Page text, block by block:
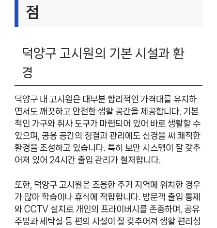
점
덕양구 고시원의 기본 시설과 환
경
덕양구 내 고시원은 대부분 합리적인 가격대를 유지하
면서도 깨끗하고 안전한 생활 공간을 제공합니다. 기본
적인 가구와 취사 도구가 마련되어 있어 바로 생활할 수
있으며, 공용 공간의 청결과 관리에도 신경을 써 쾌적한
환경을 조성하고 있습니다. 특히 보안 시스템이 잘 갖추
어져 있어 24시간 출입 관리가 철저합니다.
또한, 덕양구 고시원은 조용한 주거 지역에 위치한 경우
가 많아 학습이나 휴식에 적합합니다. 방문객 출입 통제
와 CCTV 설치로 개인의 프라이버시를 존중하며, 공유
주방과 세탁실 등 편의 시설이 잘 갖추어져 생활 편리성